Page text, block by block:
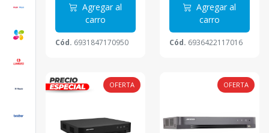
Agregar al
carro
Cód. 6931847170950
Agregar al
carro
Cód. 6936422117016
OFERTA OFERTA